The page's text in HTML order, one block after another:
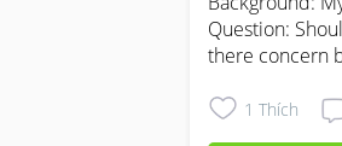
Question:
there concern
1 Thích